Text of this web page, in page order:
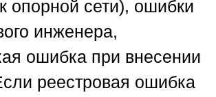
опорной сети), ошибки
инженера,
ошибка при внесении
реестровая ошибка